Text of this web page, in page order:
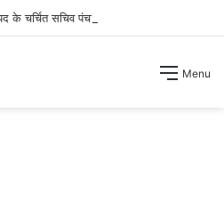
के चर्चित सचिव पंचायत से हटाए गए ।
Menu